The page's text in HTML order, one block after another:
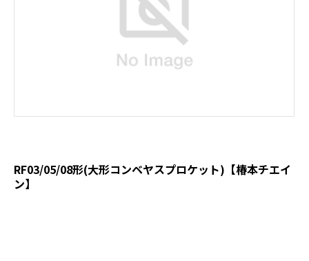
RF03/05/08形(大形コンベヤスプロケット)【椿本チエイ
ン】